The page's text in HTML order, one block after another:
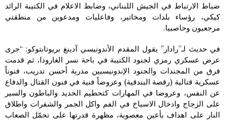
ضباط الارتباط في الجيش اللبناني، وضابط الاعلام في الكتيبة الرائد
كيكي، رؤساء بلدات ومخاتير، وفاعليات ومدعوين من منطقتي
مرجعيون وحاصبيا.
في حديث لـ”رادار” يقول المقدم الأندونيسي آدينغ بريوتانتوكو: “جرى
عرض عسكري رمزي لجنود الكتيبة في باحة نسر الغارودا، ثم قدمت
فرق من المجندات والجنود الإندونيسيين مدربة أحسن تدريب، فنوناً
عسكرية قتالية (رقصة البندقية) وعروضاً فنية في فنون القتال والدفاع
عن النفس، وعروضا في المهارات كتحطيم الحديد والباطون والسير
على الزجاج وادخال الاسياخ في الفم واكل الجمر والشفرات واطلاق
النار على اهداف بأعين معصوبة، مظهرة قدرتها على تحمّل الصعاب